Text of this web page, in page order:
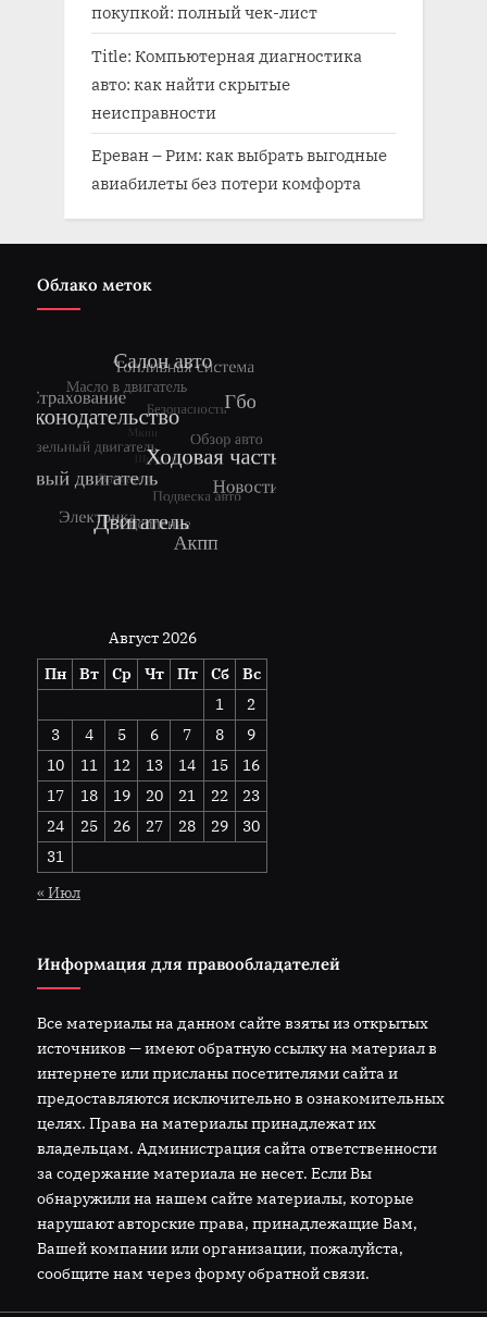
покупкой: полный чек-лист
Title: Компьютерная диагностика
авто: как найти скрытые
неисправности
Ереван – Рим: как выбрать выгодные
авиабилеты без потери комфорта
Облако меток
Август 2026
Пн
Вт Ср Чт Пт Сб
Вс
1
2
3
4 5 6 7 8
9
10
11 12 13 14 15
16
17
18 19 20 21 22
23
24
25 26 27 28 29
30
31
« Июл
Информация для правообладателей
Все материалы на данном сайте взяты из открытых
источников — имеют обратную ссылку на материал в
интернете или присланы посетителями сайта и
предоставляются исключительно в ознакомительных
целях. Права на материалы принадлежат их
владельцам. Администрация сайта ответственности
за содержание материала не несет. Если Вы
обнаружили на нашем сайте материалы, которые
нарушают авторские права, принадлежащие Вам,
Вашей компании или организации, пожалуйста,
сообщите нам через форму обратной связи.